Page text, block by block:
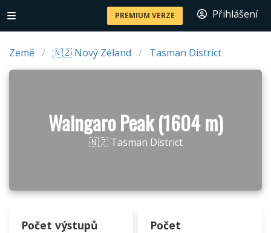
PREMIUM VERZE Přihlášení
Země 🇳🇿 Nový Zéland Tasman District
Waingaro Peak (1604 m)
🇳🇿 Tasman District
Počet výstupů
Počet